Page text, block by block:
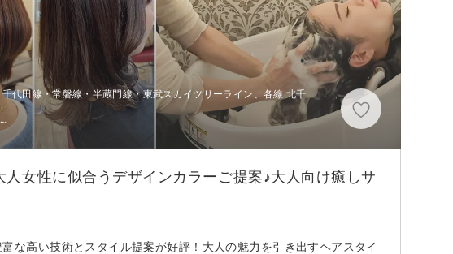
代田線・常磐線・半蔵門線・東武スカイツリーライン、各線 北千
女性に似合うデザインカラーご提案♪大人向け癒しサ
な高い技術とスタイル提案が好評！大人の魅力を引き出すヘアスタイ